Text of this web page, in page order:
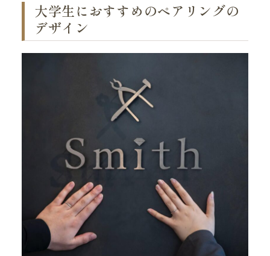
大学生におすすめのペアリングの
デザイン